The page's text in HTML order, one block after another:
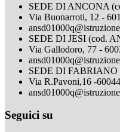
SEDE DI ANCONA
Via Buonarroti, 12 -
SEDE DI JESI (cod.
Via Gallodoro, 77 -
SEDE DI FABRIANO
Via R.Pavoni,16 -
Seguici su